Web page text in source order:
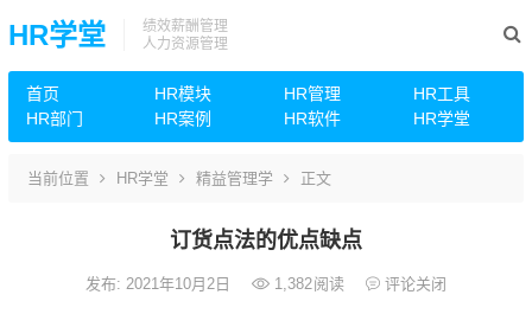
HR学堂
绩效薪酬管理
人力资源管理
首页 HR模块 HR管理
HR工具
HR部门
HR案例 HR软件 HR学堂
当前位置 HR学堂 精益管理学 正文
订货点法的优点缺点
发布: 2021年10月2日 1,382阅读 评论关闭